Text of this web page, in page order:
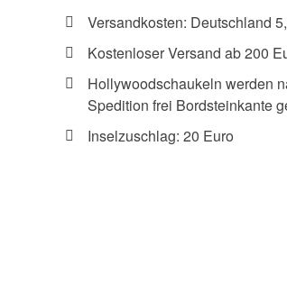
Versandkosten: Deutschland
Kostenloser Versand ab 200
Hollywoodschaukeln werden
Spedition frei Bordsteinkante
Inselzuschlag: 20 Euro